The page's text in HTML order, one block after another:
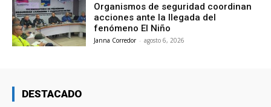
Organismos de seguridad coordinan
acciones ante la llegada del
fenómeno El Niño
Janna Corredor - agosto 6, 2026
DESTACADO